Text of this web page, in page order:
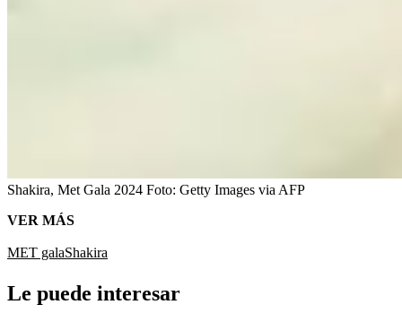
Shakira, Met Gala 2024 Foto: Getty Images via AFP
VER MÁS
MET galaShakira
Le puede interesar